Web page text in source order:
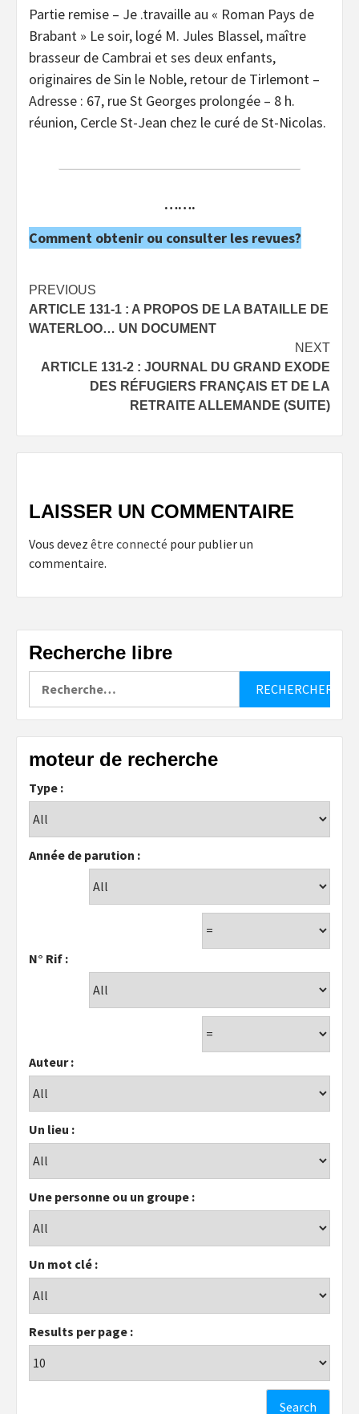
Partie remise – Je .travaille au « Roman Pays de
Brabant » Le soir, logé M. Jules Blassel, maître
brasseur de Cambrai et ses deux enfants,
originaires de Sin le Noble, retour de Tirlemont –
Adresse : 67, rue St Georges prolongée – 8 h.
réunion, Cercle St-Jean chez le curé de St-Nicolas.
…….
Comment obtenir ou consulter les revues?
Post
navigation
PREVIOUS
ARTICLE 131-1 : A PROPOS DE LA BATAILLE DE
WATERLOO… UN DOCUMENT
NEXT
ARTICLE 131-2 : JOURNAL DU GRAND EXODE
DES RÉFUGIERS FRANÇAIS ET DE LA
RETRAITE ALLEMANDE (SUITE)
LAISSER UN COMMENTAIRE
Vous devez être connecté pour publier un
commentaire.
Recherche libre
moteur de recherche
Type :
Année de parution :
N° Rif :
Auteur :
Un lieu :
Une personne ou un groupe :
Un mot clé :
Results per page :